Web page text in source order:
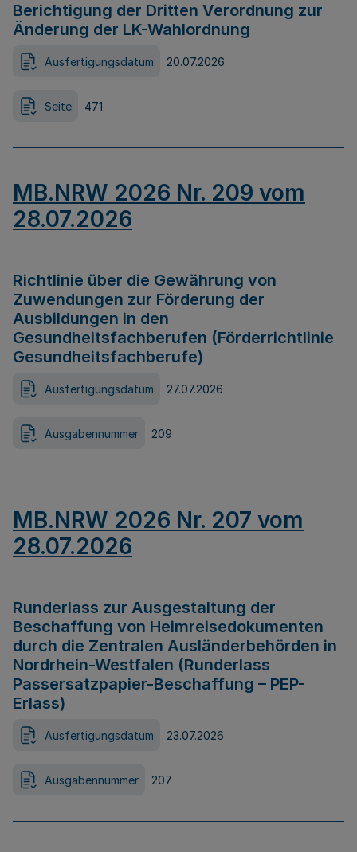
Berichtigung der Dritten Verordnung zur
Änderung der LK-Wahlordnung
Ausfertigungsdatum 20.07.2026
Seite 471
MB.NRW 2026 Nr. 209 vom
28.07.2026
Richtlinie über die Gewährung von
Zuwendungen zur Förderung der
Ausbildungen in den
Gesundheitsfachberufen (Förderrichtlinie
Gesundheitsfachberufe)
Ausfertigungsdatum 27.07.2026
Ausgabennummer 209
MB.NRW 2026 Nr. 207 vom
28.07.2026
Runderlass zur Ausgestaltung der
Beschaffung von Heimreisedokumenten
durch die Zentralen Ausländerbehörden in
Nordrhein-Westfalen (Runderlass
Passersatzpapier-Beschaffung – PEP-
Erlass)
Ausfertigungsdatum 23.07.2026
Ausgabennummer 207